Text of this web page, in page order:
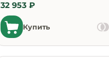
32 953 ₽
Купить